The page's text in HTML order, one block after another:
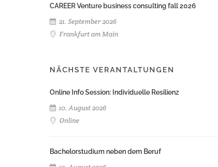
CAREER Venture business consulting fall 2026
21. September 2026
Frankfurt am Main
NÄCHSTE VERANTALTUNGEN
Online Info Session: Individuelle Resilienz
10. August 2026
Online
Bachelorstudium neben dem Beruf